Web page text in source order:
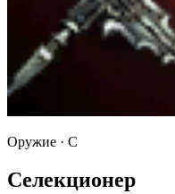
Оружие · C
Селекционер